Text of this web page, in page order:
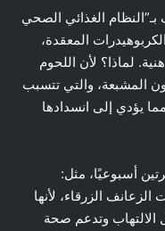
بـ”النظام الغذائي الصحي
المعقدة،
لماذا؟ لأن اللحوم
المشبعة، والتي تتسبب
يؤدي إلى انسدادها
أسبوعيًا، مثل:
الزرقاء، لأنها
أنها تُقلل الالتهاب وتدعم صحة